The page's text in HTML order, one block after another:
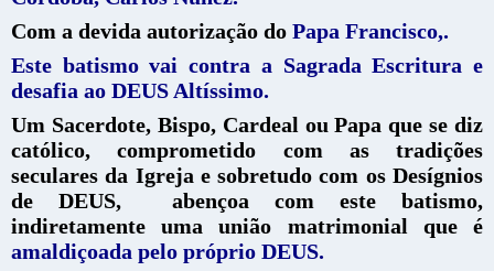
Com a devida autorização do Papa Francisco,.
Este batismo vai contra a Sagrada Escritura e
desafia ao DEUS Altíssimo.
Um Sacerdote, Bispo, Cardeal ou Papa que se diz
católico, comprometido com as tradições
seculares da Igreja e sobretudo com os Desígnios
de DEUS, abençoa com este batismo,
indiretamente uma união matrimonial que é
amaldiçoada pelo próprio DEUS.